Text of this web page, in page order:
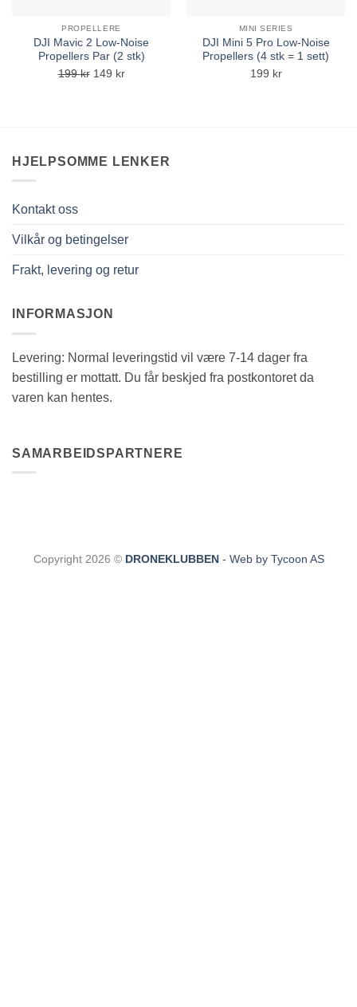
PROPELLERE
DJI Mavic 2 Low-Noise
Propellers Par (2 stk)
199kr Opprinnelig
149 krNåværende
MINI SERIES
DJI Mini 5 Pro Low-Noise
Propellers (4 stk = 1 sett)
199 kr
HJELPSOMME LENKER
Kontakt oss
Vilkår og betingelser
Frakt, levering og retur
INFORMASJON
Levering: Normal leveringstid vil være 7-14 dager fra
bestilling er mottatt. Du får beskjed fra postkontoret da
varen kan hentes.
SAMARBEIDSPARTNERE
Copyright 2026 © DRONEKLUBBEN - Web by Tycoon AS